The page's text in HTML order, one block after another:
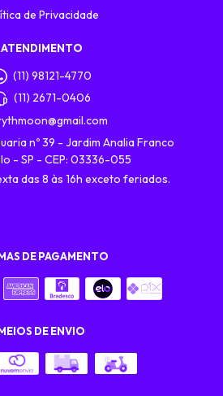
de Privacidade
ATENDIMENTO
(11) 98121-4770
(11) 2671-0406
nº 39 - Jardim Analia Franco
- SP - CEP: 03336-055
das 8 às 16h exceto feriados.
DE PAGAMENTO
DE ENVIO